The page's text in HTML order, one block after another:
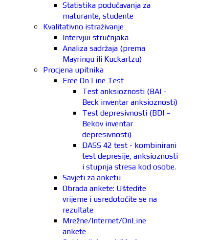
Statistika podučavanja za
maturante, studente
Kvalitativno istraživanje
Intervjui stručnjaka
Analiza sadržaja (prema
Mayringu ili Kuckartzu)
Procjena upitnika
Free On Line Test
Test anksioznosti (BAI -
Beck inventar anksioznosti)
Test depresivnosti (BDI –
Bekov inventar
depresivnosti)
DASS 42 test - kombinirani
test depresije, anksioznosti
i stupnja stresa kod osobe.
Savjeti za anketu
Obrada ankete: Uštedite
vrijeme i usredotočite se na
rezultate
Mrežne/Internet/OnLine
ankete